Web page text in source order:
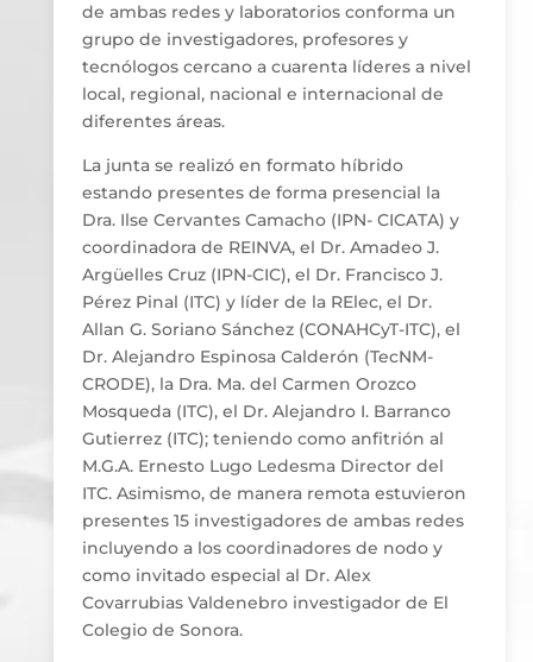
de ambas redes y laboratorios conforma un
grupo de investigadores, profesores y
tecnólogos cercano a cuarenta líderes a nivel
local, regional, nacional e internacional de
diferentes áreas.
La junta se realizó en formato híbrido
estando presentes de forma presencial la
Dra. Ilse Cervantes Camacho (IPN- CICATA) y
coordinadora de REINVA, el Dr. Amadeo J.
Argüelles Cruz (IPN-CIC), el Dr. Francisco J.
Pérez Pinal (ITC) y líder de la RElec, el Dr.
Allan G. Soriano Sánchez (CONAHCyT-ITC), el
Dr. Alejandro Espinosa Calderón (TecNM-
CRODE), la Dra. Ma. del Carmen Orozco
Mosqueda (ITC), el Dr. Alejandro I. Barranco
Gutierrez (ITC); teniendo como anfitrión al
M.G.A. Ernesto Lugo Ledesma Director del
ITC. Asimismo, de manera remota estuvieron
presentes 15 investigadores de ambas redes
incluyendo a los coordinadores de nodo y
como invitado especial al Dr. Alex
Covarrubias Valdenebro investigador de El
Colegio de Sonora.